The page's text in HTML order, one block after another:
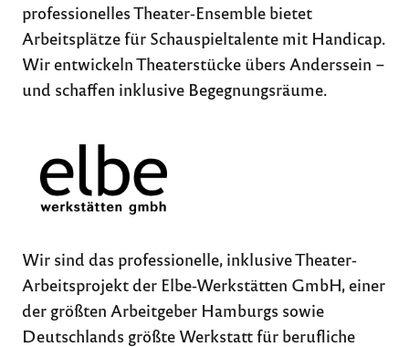
professionelles Theater-Ensemble bietet
Arbeitsplätze für Schauspieltalente mit Handicap.
Wir entwickeln Theaterstücke übers Anderssein –
und schaffen inklusive Begegnungsräume.
Wir sind das professionelle, inklusive Theater-
Arbeitsprojekt der Elbe-Werkstätten GmbH, einer
der größten Arbeitgeber Hamburgs sowie
Deutschlands größte Werkstatt für berufliche